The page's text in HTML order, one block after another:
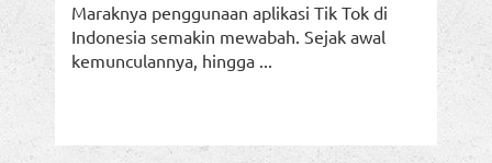
Maraknya penggunaan aplikasi Tik Tok di
Indonesia semakin mewabah. Sejak awal
kemunculannya, hingga ...